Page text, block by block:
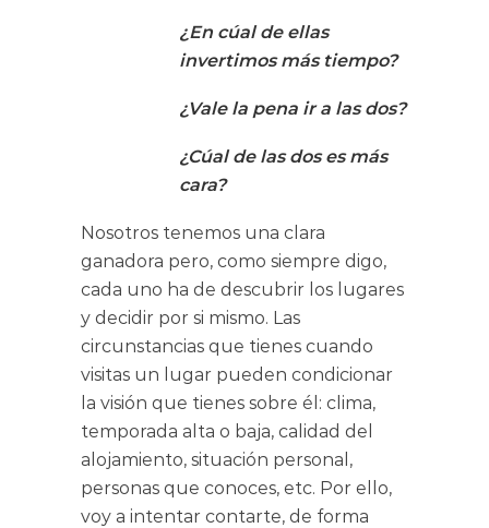
¿En cúal de ellas
invertimos más tiempo?
¿Vale la pena ir a las dos?
¿Cúal de las dos es más
cara?
Nosotros tenemos una clara
ganadora pero, como siempre digo,
cada uno ha de descubrir los lugares
y decidir por si mismo. Las
circunstancias que tienes cuando
visitas un lugar pueden condicionar
la visión que tienes sobre él: clima,
temporada alta o baja, calidad del
alojamiento, situación personal,
personas que conoces, etc. Por ello,
voy a intentar contarte, de forma